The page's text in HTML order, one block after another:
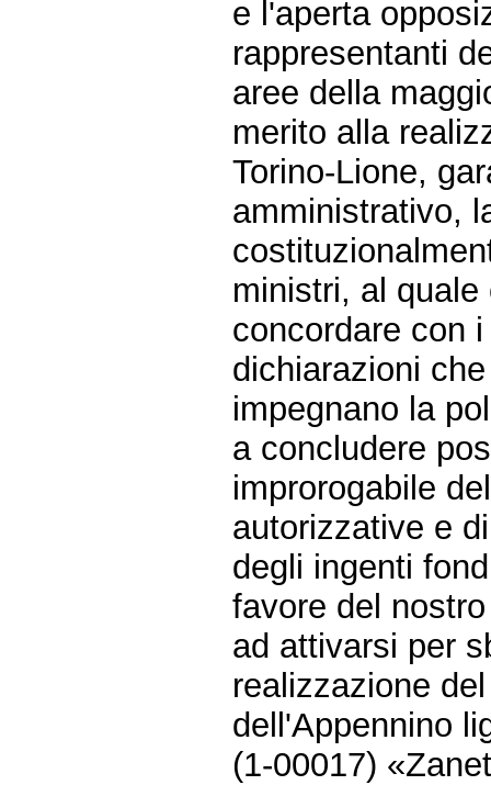
e l'aperta
rappresentanti
aree della
merito alla
Torino-Lione,
amministrativo,
ministri, al
concordare con
dichiarazioni
impegnano la
a concludere
improrogabile
autorizzative e
degli ingenti
favore del
ad attivarsi per
realizzazione
dell'Appennino
(1-00017)